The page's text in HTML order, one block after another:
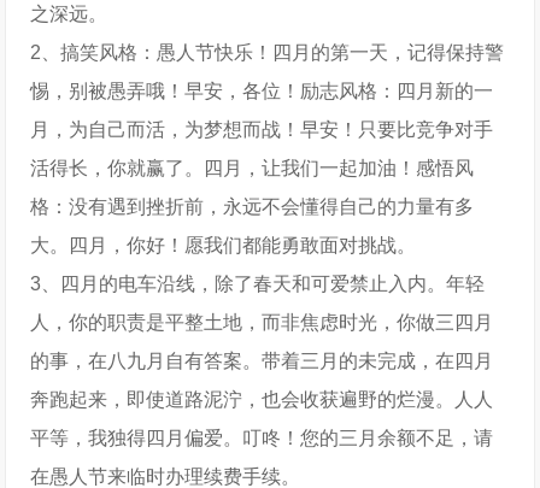
之深远。
2、搞笑风格：愚人节快乐！四月的第一天，记得保持警
惕，别被愚弄哦！早安，各位！励志风格：四月新的一
月，为自己而活，为梦想而战！早安！只要比竞争对手
活得长，你就赢了。四月，让我们一起加油！感悟风
格：没有遇到挫折前，永远不会懂得自己的力量有多
大。四月，你好！愿我们都能勇敢面对挑战。
3、四月的电车沿线，除了春天和可爱禁止入内。年轻
人，你的职责是平整土地，而非焦虑时光，你做三四月
的事，在八九月自有答案。带着三月的未完成，在四月
奔跑起来，即使道路泥泞，也会收获遍野的烂漫。人人
平等，我独得四月偏爱。叮咚！您的三月余额不足，请
在愚人节来临时办理续费手续。